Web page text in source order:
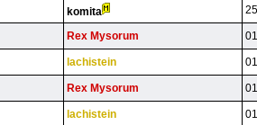
komita
Rex Mysorum
lachistein
Rex Mysorum
lachistein